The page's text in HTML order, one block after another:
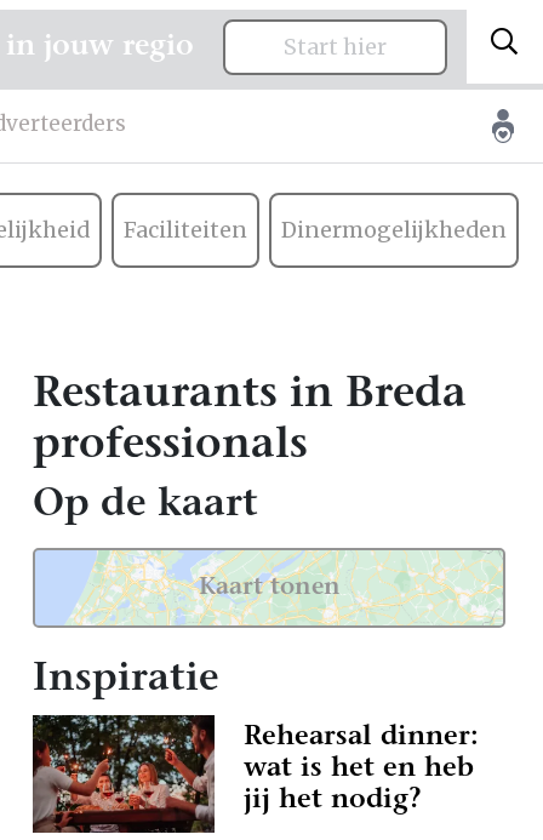
in jouw regio Start hier
Faciliteiten Dinermogelijkheden
Restaurants in Breda
professionals
Op de kaart
Kaart tonen
Inspiratie
Rehearsal dinner:
wat is het en heb
jij het nodig?